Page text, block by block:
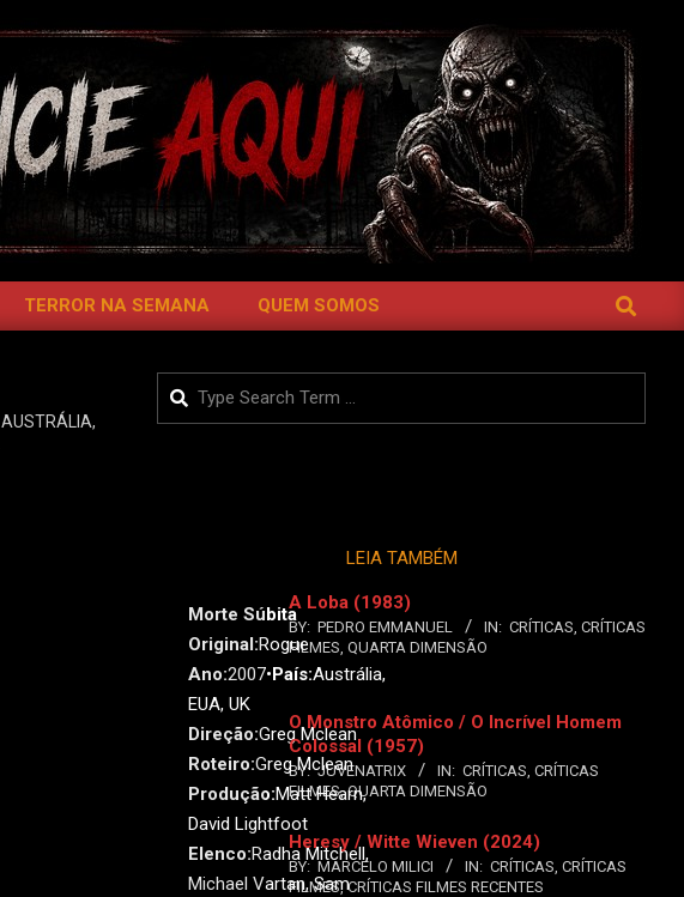
TERROR NA SEMANA QUEM SOMOS SEARCH
AUSTRÁLIA,
Morte Súbita
Original:Rogue
Ano:2007•País:Austrália,
EUA, UK
Direção:Greg Mclean
Roteiro:Greg Mclean
Produção:Matt Hearn,
David Lightfoot
Elenco:Radha Mitchell,
Michael Vartan, Sam
Search
LEIA TAMBÉM
A Loba (1983)
BY: PEDRO EMMANUEL IN: CRÍTICAS, CRÍTICAS
FILMES, QUARTA DIMENSÃO
O Monstro Atômico / O Incrível Homem
Colossal (1957)
BY: JUVENATRIX IN: CRÍTICAS, CRÍTICAS
FILMES,QUARTA DIMENSÃO
Heresy / Witte Wieven (2024)
BY: MARCELO MILICI IN: CRÍTICAS, CRÍTICAS
FILMES,CRÍTICAS FILMES RECENTES